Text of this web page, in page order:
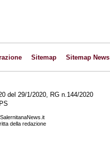
Sitemap Sitemap News
del 29/1/2020, RG n.144/2020
della redazione